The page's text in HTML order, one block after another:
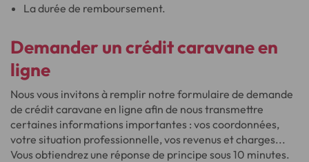
La durée de remboursement.
Demander uncrédit caravane en
ligne
Nous vous invitons à remplir notre formulaire de demande
de crédit caravane en ligne afin de nous transmettre
certaines informations importantes : vos coordonnées,
votre situation professionnelle, vos revenus et charges...
Vous obtiendrez une réponse de principe sous 10 minutes.